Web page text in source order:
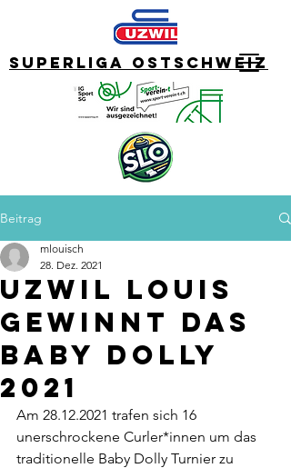
Superliga Ostschweiz
Beitrag
Uzwil Louis
gewinnt das
Baby Dolly
2021
mlouisch
28. Dez. 2021
Am 28.12.2021 trafen sich 16
unerschrockene Curler*innen um das
traditionelle Baby Dolly Turnier zu